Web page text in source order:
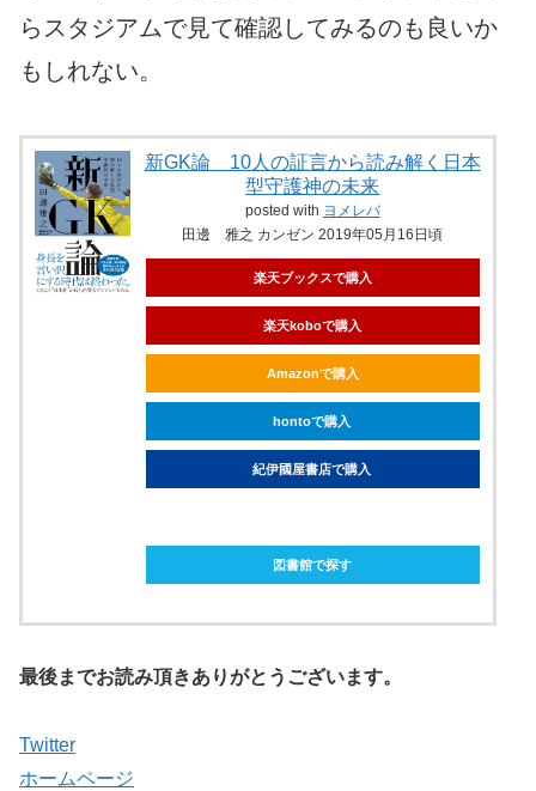
らスタジアムで見て確認してみるのも良いか
もしれない。
新GK論 10人の証言から読み解く日本
型守護神の未来
posted with ヨメレバ
田邊 雅之 カンゼン 2019年05月16日頃
楽天ブックスで購入
楽天koboで購入
Amazonで購入
hontoで購入
紀伊國屋書店で購入
図書館で探す
最後までお読み頂きありがとうございます。
Twitter
ホームページ